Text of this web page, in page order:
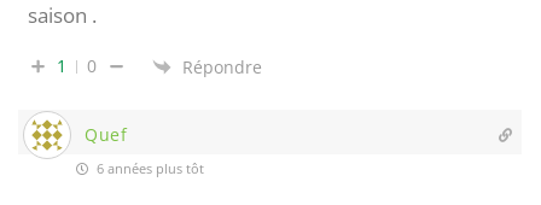
saison .
1 0 Répondre
Quef
6 années plus tôt